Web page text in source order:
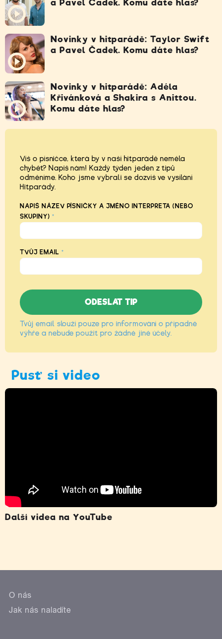
a Pavel Čadek. Komu dáte hlas?
Novinky v hitparádě: Taylor Swift
a Pavel Čadek. Komu dáte hlas?
Novinky v hitparádě: Adéla
Křivánková a Shakira s Anittou.
Komu dáte hlas?
Víš o písničce, která by v naší hitparádě neměla
chybět? Napiš nám! Každý týden jeden z tipů
odměníme. Koho jsme vybrali se dozvíš ve vysílání
Hitparády.
NAPIŠ NÁZEV PÍSNIČKY A JMÉNO INTERPRETA (NEBO
SKUPINY) *
TVŮJ EMAIL *
Tvůj email slouží pouze pro informování o případné
výhře a nebude použit pro žádné jiné účely.
Pusť si video
Další videa na YouTube
O nás
Jak nás naladíte